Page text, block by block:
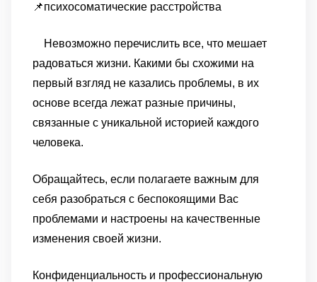
📌психосоматические расстройства
Невозможно перечислить все, что мешает
радоваться жизни. Какими бы схожими на
первый взгляд не казались проблемы, в их
основе всегда лежат разные причины,
связанные с уникальной историей каждого
человека.
Обращайтесь, если полагаете важным для
себя разобраться с беспокоящими Вас
проблемами и настроены на качественные
изменения своей жизни.
Конфиденциальность и профессиональную